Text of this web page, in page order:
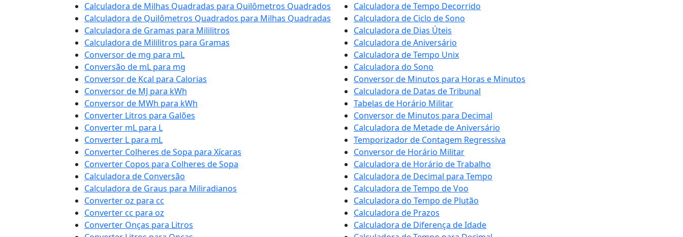
Calculadora de Milhas Quadradas para Quilômetros Quadrados
Calculadora de Quilômetros Quadrados para Milhas Quadradas
Calculadora de Gramas para Mililitros
Calculadora de Mililitros para Gramas
Conversor de mg para mL
Conversão de mL para mg
Conversor de Kcal para Calorias
Conversor de MJ para kWh
Conversor de MWh para kWh
Converter Litros para Galões
Converter mL para L
Converter L para mL
Converter Colheres de Sopa para Xícaras
Converter Copos para Colheres de Sopa
Calculadora de Conversão
Calculadora de Graus para Miliradianos
Converter oz para cc
Converter cc para oz
Converter Onças para Litros
Calculadora de Tempo Decorrido
Calculadora de Ciclo de Sono
Calculadora de Dias Úteis
Calculadora de Aniversário
Calculadora de Tempo Unix
Calculadora do Sono
Conversor de Minutos para Horas e Minutos
Calculadora de Datas de Tribunal
Tabelas de Horário Militar
Conversor de Minutos para Decimal
Calculadora de Metade de Aniversário
Temporizador de Contagem Regressiva
Conversor de Horário Militar
Calculadora de Horário de Trabalho
Calculadora de Decimal para Tempo
Calculadora de Tempo de Voo
Calculadora do Tempo de Plutão
Calculadora de Prazos
Calculadora de Diferença de Idade